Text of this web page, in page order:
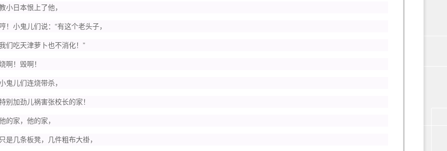
日本恨上了他，
小鬼儿们说：“有这个老头子，
吃天津萝卜也不消化！”
！毁啊！
儿们连烧带杀，
加劲儿祸害张校长的家！
家，他的家，
几条板凳，几件粗布大褂，